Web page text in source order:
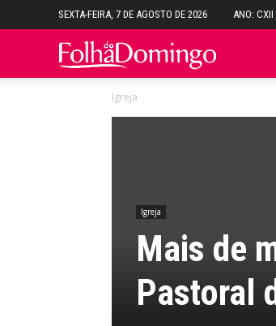
SEXTA-FEIRA, 7 DE AGOSTO DE 2026 ANO: CXII
Folha
Igreja
Igreja
Mais de
Pastoral